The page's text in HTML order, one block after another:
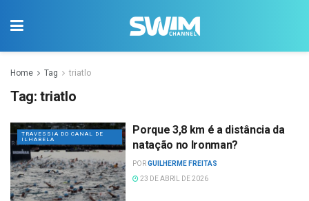
Home Tag triatlo
Tag: triatlo
TRAVESSIA DO CANAL DE
ILHABELA
Porque 3,8 km é a distância da
natação no Ironman?
PORGUILHERME FREITAS
23 DE ABRIL DE 2026